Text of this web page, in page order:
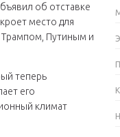
об отставке
место для
Путиным и
теперь
его
климат